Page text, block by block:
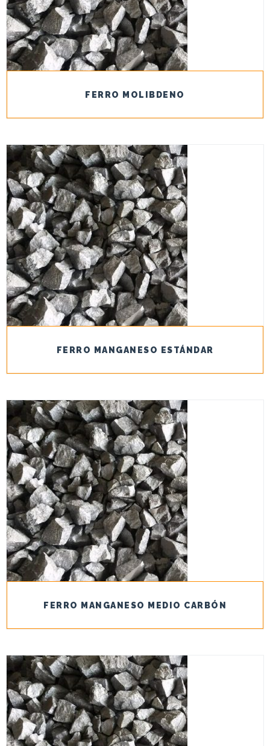
FERRO MOLIBDENO
FERRO MANGANESO ESTÁNDAR
FERRO MANGANESO MEDIO CARBÓN